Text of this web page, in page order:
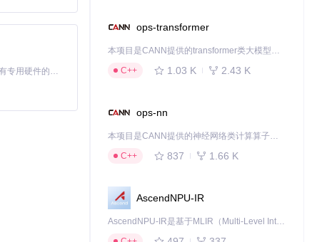
基于Python的Xiaozhi AI，适用于想要完整Xiaozhi体验而无需拥有专用硬件的用户。
ops-transformer
本项目是CANN提供的transformer类大模型算子库，实现网络在NPU上加速计算。
C++
1.03 K 2.43 K
ops-nn
本项目是CANN提供的神经网络类计算算子库，实现网络在NPU上加速计算。
C++
837 1.66 K
AscendNPU-IR
AscendNPU-IR是基于MLIR（Multi-Level Intermediate Representation）构建的，面向昇腾亲和算子编译时使用的中间表示，提供昇腾完备表达能力，通过编译优化提升昇腾AI处理器计算效率，支持通过生态框架使能昇腾AI处理器与深度调优